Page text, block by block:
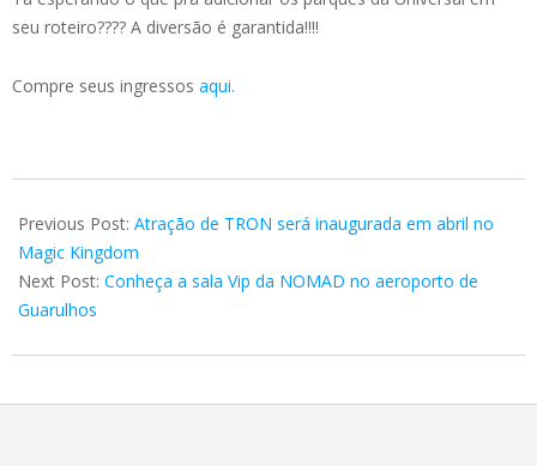
seu roteiro???? A diversão é garantida!!!!
Compre seus ingressos aqui.
01-
29
Previous Post: Atração de TRON será inaugurada em abril no
Magic Kingdom
Next Post: Conheça a sala Vip da NOMAD no aeroporto de
Guarulhos